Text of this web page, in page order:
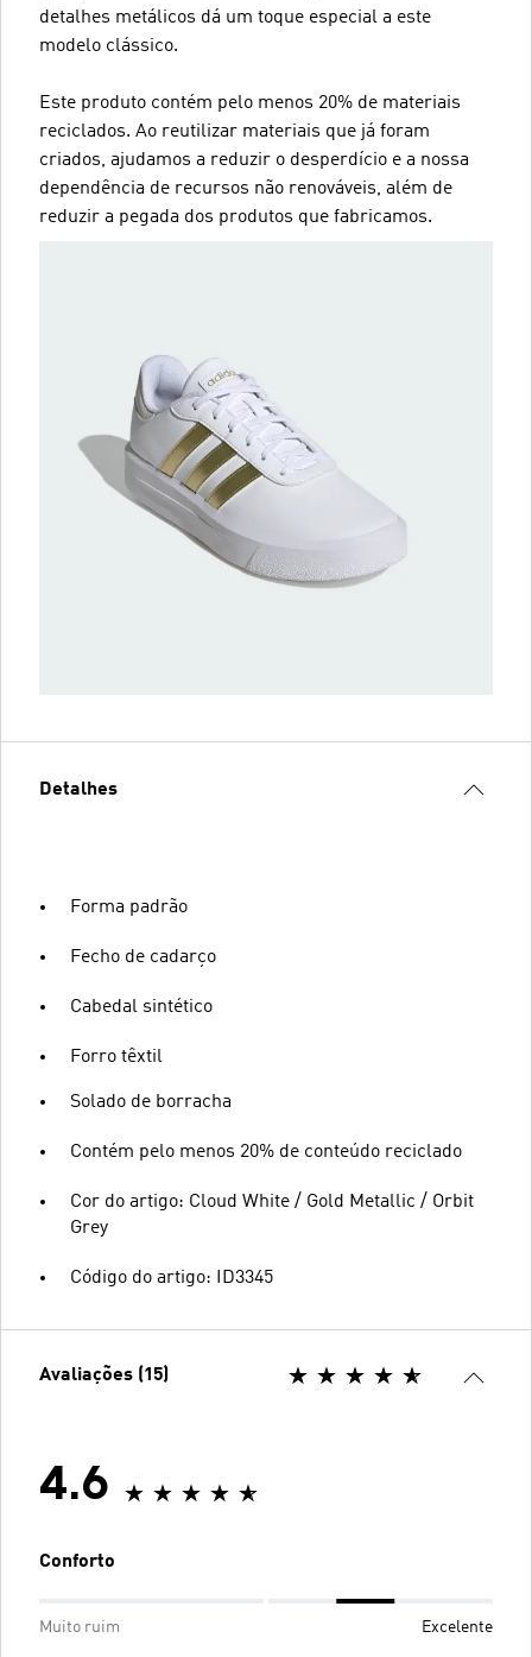
detalhes metálicos dá um toque especial a este
modelo clássico.
Este produto contém pelo menos 20% de materiais
reciclados. Ao reutilizar materiais que já foram
criados, ajudamos a reduzir o desperdício e a nossa
dependência de recursos não renováveis, além de
reduzir a pegada dos produtos que fabricamos.
Detalhes
Forma padrão
Fecho de cadarço
Cabedal sintético
Forro têxtil
Solado de borracha
Contém pelo menos 20% de conteúdo reciclado
Cor do artigo: Cloud White / Gold Metallic / Orbit
Grey
Código do artigo: ID3345
Avaliações (15)
4.6
Conforto
Muito ruim Excelente